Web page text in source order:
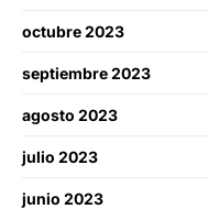
octubre 2023
septiembre 2023
agosto 2023
julio 2023
junio 2023